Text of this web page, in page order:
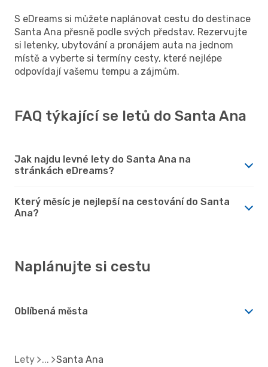
S eDreams si můžete naplánovat cestu do destinace
Santa Ana přesně podle svých představ. Rezervujte
si letenky, ubytování a pronájem auta na jednom
místě a vyberte si termíny cesty, které nejlépe
odpovídají vašemu tempu a zájmům.
FAQ týkající se letů do Santa Ana
Jak najdu levné lety do Santa Ana na
stránkách eDreams?
Který měsíc je nejlepší na cestování do Santa
Ana?
Naplánujte si cestu
Oblíbená města
Lety Santa Ana